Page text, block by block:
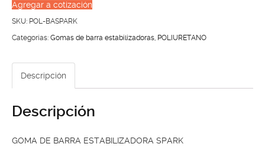
BARRA
ESTABILIZADORA
SPARK
Agregar a cotización
SKU: POL-BASPARK
Categorías: Gomas de barra estabilizadoras, POLIURETANO
Descripción
Descripción
GOMA DE BARRA ESTABILIZADORA SPARK